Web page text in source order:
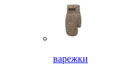
варежки